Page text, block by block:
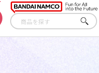
さが
す